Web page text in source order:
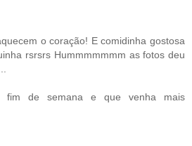
o coração! E comidinha gostosa
rsrsrs Hummmmmmm as fotos deu
fim de semana e que venha mais